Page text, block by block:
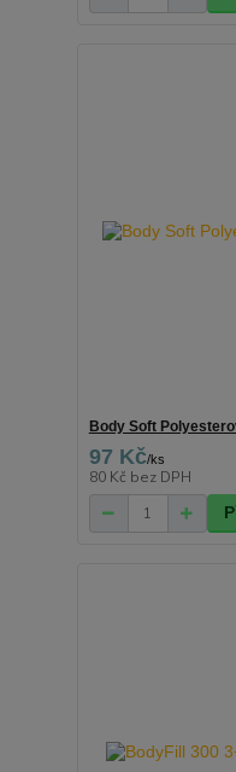
Body Soft
97 Kč/ks
80 Kč bez DPH